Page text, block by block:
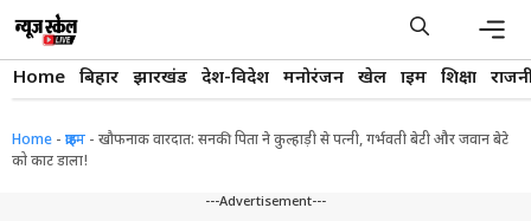
content
Home बिहार झारखंड देश-विदेश मनोरंजन खेल क्राइम शिक्षा
Home - क्राइम - खौफनाक वारदात: सनकी पिता ने कुल्हाड़ी से पत्नी, गर्भवती बेटी और जवान बेटे
को काट डाला!
---Advertisement---